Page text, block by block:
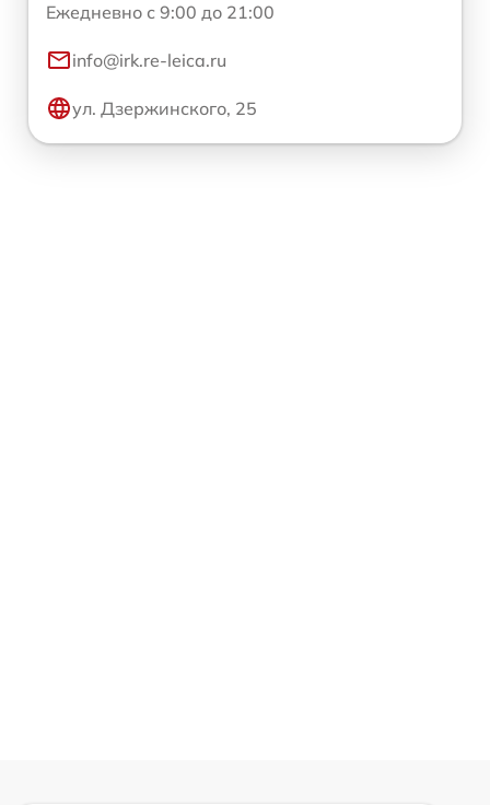
Ежедневно с 9:00 до 21:00
info@irk.re-leica.ru
ул. Дзержинского, 25